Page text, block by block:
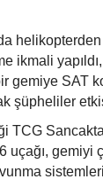
ikmali
gemiye SAT
şüpheliler
TCG
uçağı, gemiyi